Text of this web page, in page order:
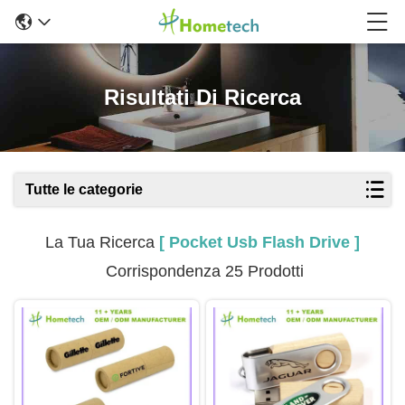
Risultati Di Ricerca
Tutte le categorie
La Tua Ricerca [ Pocket Usb Flash Drive ]
Corrispondenza 25 Prodotti